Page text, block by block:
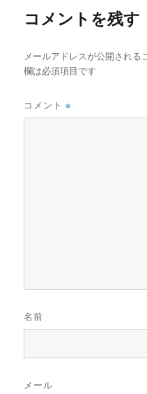
コメントを残す
メールアドレスが公開される
欄は必須項目です
コメント※
名前
メール